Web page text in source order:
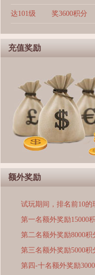
达101级 奖3600积分
充值奖励
额外奖励
试玩期间，排名前10
第一名额外奖励15000
第二名额外奖励8000积
第三名额外奖励5000积
第四-十名额外奖励